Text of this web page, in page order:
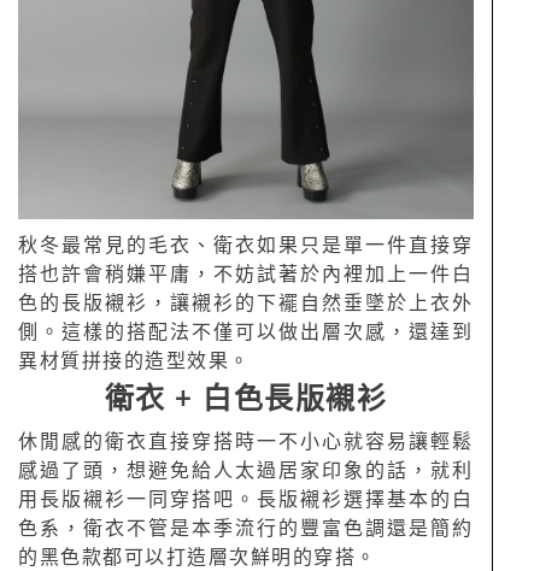
秋冬最常見的毛衣、衛衣如果只是單一件直接穿
搭也許會稍嫌平庸，不妨試著於內裡加上一件白
色的長版襯衫，讓襯衫的下襬自然垂墜於上衣外
側。這樣的搭配法不僅可以做出層次感，還達到
異材質拼接的造型效果。
衛衣 + 白色長版襯衫
休閒感的衛衣直接穿搭時一不小心就容易讓輕鬆
感過了頭，想避免給人太過居家印象的話，就利
用長版襯衫一同穿搭吧。長版襯衫選擇基本的白
色系，衛衣不管是本季流行的豐富色調還是簡約
的黑色款都可以打造層次鮮明的穿搭。